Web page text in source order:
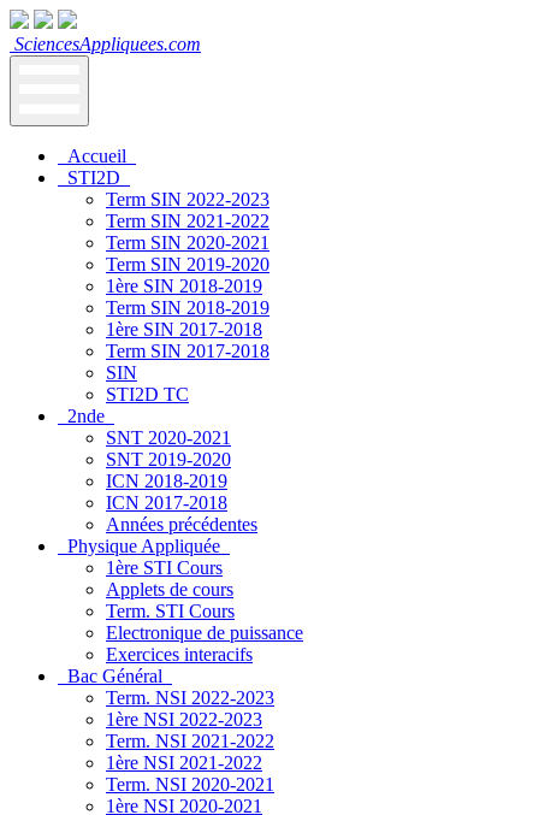
SciencesAppliquees.com
Accueil
STI2D
Term SIN 2022-2023
Term SIN 2021-2022
Term SIN 2020-2021
Term SIN 2019-2020
1ère SIN 2018-2019
Term SIN 2018-2019
1ère SIN 2017-2018
Term SIN 2017-2018
SIN
STI2D TC
2nde
SNT 2020-2021
SNT 2019-2020
ICN 2018-2019
ICN 2017-2018
Années précédentes
Physique Appliquée
1ère STI Cours
Applets de cours
Term. STI Cours
Electronique de puissance
Exercices interacifs
Bac Général
Term. NSI 2022-2023
1ère NSI 2022-2023
Term. NSI 2021-2022
1ère NSI 2021-2022
Term. NSI 2020-2021
1ère NSI 2020-2021